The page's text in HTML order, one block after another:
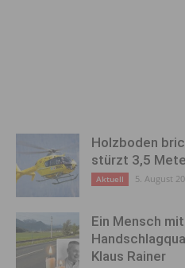
Holzboden
stürzt 3,5
Aktuell 5. August
Ein Mensch
Klaus Rainer